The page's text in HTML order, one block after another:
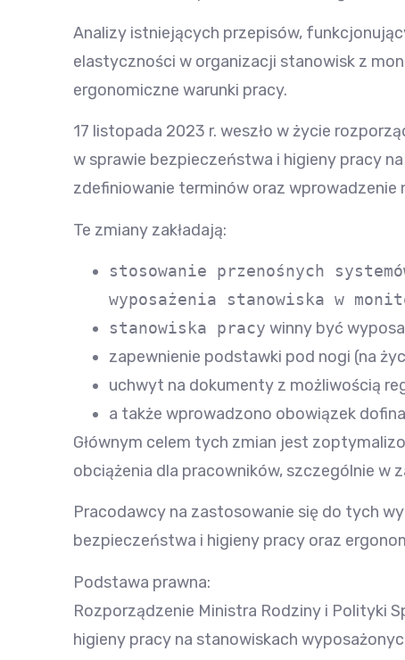
Analizy istniejących przepisów,
elastyczności w organizacji stanowisk z
ergonomiczne warunki pracy.
17 listopada 2023 r. weszło w życie
w sprawie bezpieczeństwa i higieny pracy
zdefiniowanie terminów oraz
Te zmiany zakładają:
stosowanie przenośnych
wyposażenia stanowiska w
stanowiska pracy winny być
zapewnienie podstawki pod nogi (na
uchwyt na dokumenty z możliwością
a także wprowadzono obowiązek
Głównym celem tych zmian jest
obciążenia dla pracowników, szczególnie w
Pracodawcy na zastosowanie się do tych
bezpieczeństwa i higieny pracy oraz
Podstawa prawna:
Rozporządzenie Ministra Rodziny i Polityki
higieny pracy na stanowiskach